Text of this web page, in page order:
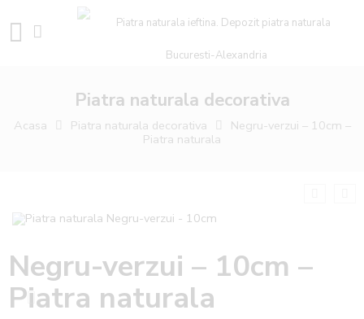
Piatra naturala decorativa
Acasa Piatra naturala decorativa
Negru-verzui – 10cm –
Piatra naturala
Negru-verzui – 10cm –
Piatra naturala